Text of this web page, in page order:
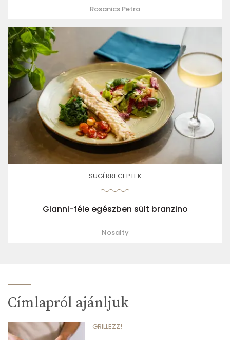
Rosanics Petra
SÜGÉRRECEPTEK
Gianni-féle egészben sült branzino
Nosalty
Címlapról ajánljuk
GRILLEZZ!